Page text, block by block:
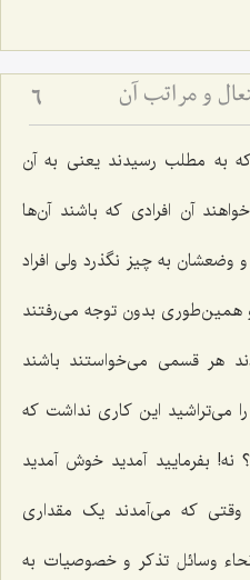
و مراتب آن 6
به مطلب رسیدند یعنی به آن
آن افرادی که باشند آن‌ها
وضعشان به چیز نگذرد ولی افراد
همین‌طوری بدون توجه می‌رفتند
هر قسمی می‌خواستند باشند
این کاری نداشت که
نه! بفرمایید آمدید خوش آمدید
وقتی که می‌آمدند یک مقداری
وسائل تذکر و خصوصیات به